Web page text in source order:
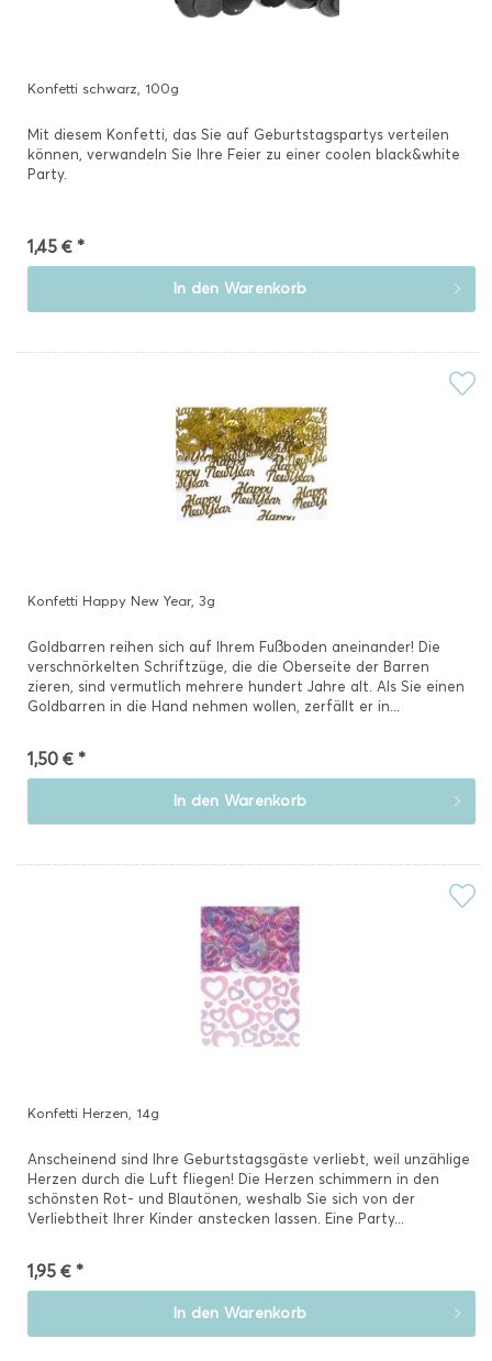
Konfetti schwarz, 100g
Mit diesem Konfetti, das Sie auf Geburtstagspartys verteilen
können, verwandeln Sie Ihre Feier zu einer coolen black&white
Party.
1,45 € *
In den Warenkorb
Konfetti Happy New Year, 3g
Goldbarren reihen sich auf Ihrem Fußboden aneinander! Die
verschnörkelten Schriftzüge, die die Oberseite der Barren
zieren, sind vermutlich mehrere hundert Jahre alt. Als Sie einen
Goldbarren in die Hand nehmen wollen, zerfällt er in...
1,50 € *
In den Warenkorb
Konfetti Herzen, 14g
Anscheinend sind Ihre Geburtstagsgäste verliebt, weil unzählige
Herzen durch die Luft fliegen! Die Herzen schimmern in den
schönsten Rot- und Blautönen, weshalb Sie sich von der
Verliebtheit Ihrer Kinder anstecken lassen. Eine Party...
1,95 € *
In den Warenkorb